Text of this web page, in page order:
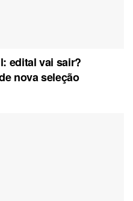
edital vai sair?
nova seleção